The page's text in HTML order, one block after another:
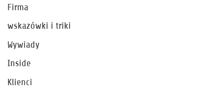
Firma
wskazówki i triki
Wywiady
Inside
Klienci